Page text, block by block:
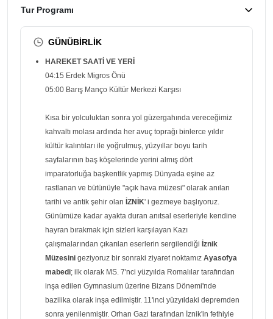
Tur Programı
GÜNÜBİRLİK
HAREKET SAATİ VE YERİ
04:15 Erdek Migros Önü
05:00 Barış Manço Kültür Merkezi Karşısı
Kısa bir yolculuktan sonra yol güzergahında vereceğimiz
kahvaltı molası ardında her avuç toprağı binlerce yıldır
kültür kalıntıları ile yoğrulmuş, yüzyıllar boyu tarih
sayfalarının baş köşelerinde yerini almış dört
imparatorluğa başkentlik yapmış Dünyada eşine az
rastlanan ve bütünüyle "açık hava müzesi" olarak anılan
tarihi ve antik şehir olan İZNİK' i gezmeye başlıyoruz.
Günümüze kadar ayakta duran anıtsal eserleriyle kendine
hayran bırakmak için sizleri karşılayan Kazı
çalışmalarından çıkarılan eserlerin sergilendiği İznik
Müzesini geziyoruz bir sonraki ziyaret noktamız Ayasofya
mabedi; ilk olarak MS. 7'nci yüzyılda Romalılar tarafından
inşa edilen Gymnasium üzerine Bizans Dönemi'nde
bazilika olarak inşa edilmiştir. 11'inci yüzyıldaki depremden
sonra yenilenmiştir. Orhan Gazi tarafından İznik'in fethiyle